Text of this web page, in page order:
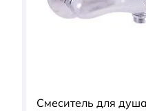
Смеситель для